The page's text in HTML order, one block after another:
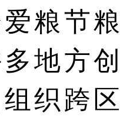
粮节粮
地方创
织跨区